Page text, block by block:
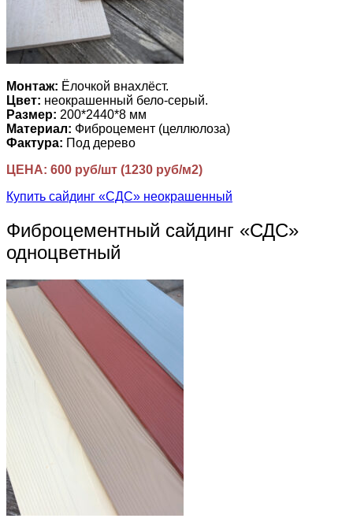
Монтаж: Ёлочкой внахлёст.
Цвет: неокрашенный бело-серый.
Размер: 200*2440*8 мм
Материал: Фиброцемент (целлюлоза)
Фактура: Под дерево
ЦЕНА: 600 руб/шт (1230 руб/м2)
Купить сайдинг «СДС» неокрашенный
Фиброцементный сайдинг «СДС»
одноцветный